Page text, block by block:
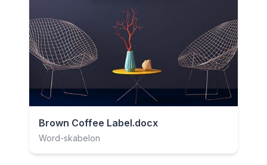
Brown Coffee Label.docx
Word-skabelon